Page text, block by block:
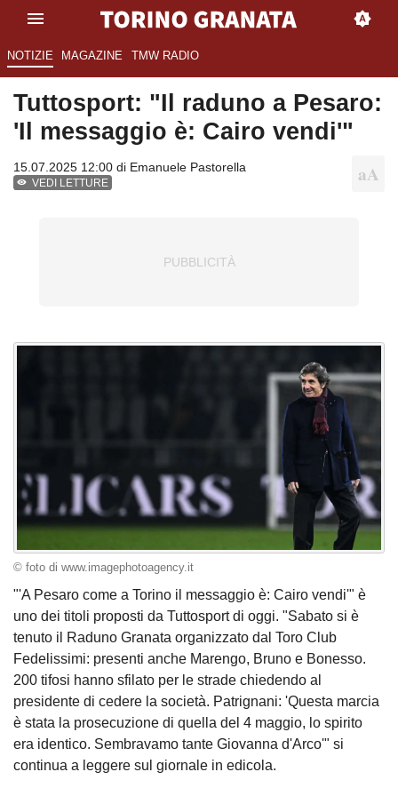
NOTIZIE MAGAZINE TMW RADIO
Tuttosport: "Il raduno a Pesaro:
'Il messaggio è: Cairo vendi'"
15.07.2025 12:00 di Emanuele Pastorella
VEDI LETTURE
© foto di www.imagephotoagency.it
"'A Pesaro come a Torino il messaggio è: Cairo vendi'" è
uno dei titoli proposti da Tuttosport di oggi. "Sabato si è
tenuto il Raduno Granata organizzato dal Toro Club
Fedelissimi: presenti anche Marengo, Bruno e Bonesso.
200 tifosi hanno sfilato per le strade chiedendo al
presidente di cedere la società. Patrignani: 'Questa marcia
è stata la prosecuzione di quella del 4 maggio, lo spirito
era identico. Sembravamo tante Giovanna d'Arco'" si
continua a leggere sul giornale in edicola.